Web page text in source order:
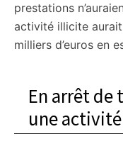
prestations
activité illicite
milliers d’euros en
En arrêt de
une activité